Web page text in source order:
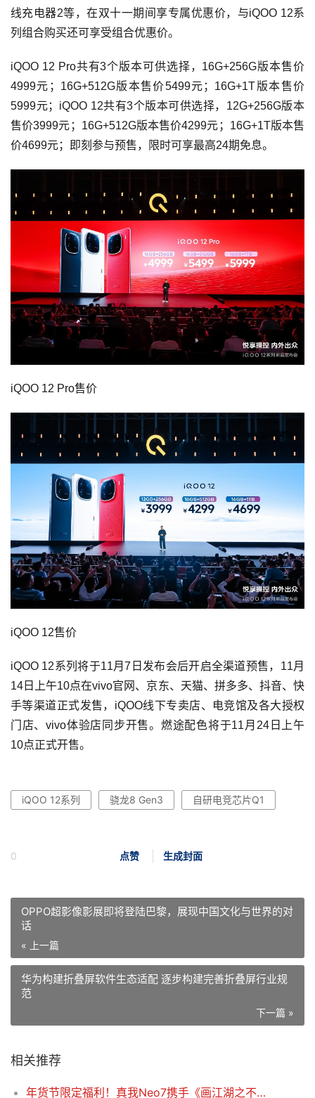
线充电器2等，在双十一期间享专属优惠价，与iQOO 12系
列组合购买还可享受组合优惠价。
iQOO 12 Pro共有3个版本可供选择，16G+256G版本售价
4999元；16G+512G版本售价5499元；16G+1T版本售价
5999元；iQOO 12共有3个版本可供选择，12G+256G版本
售价3999元；16G+512G版本售价4299元；16G+1T版本售
价4699元；即刻参与预售，限时可享最高24期免息。
iQOO 12 Pro售价
iQOO 12售价
iQOO 12系列将于11月7日发布会后开启全渠道预售，11月
14日上午10点在vivo官网、京东、天猫、拼多多、抖音、快
手等渠道正式发售，iQOO线下专卖店、电竞馆及各大授权
门店、vivo体验店同步开售。燃途配色将于11月24日上午
10点正式开售。
iQOO 12系列 骁龙8 Gen3 自研电竞芯片Q1
点赞 生成封面
0
OPPO超影像影展即将登陆巴黎，展现中国文化与世界的对
话
« 上一篇
华为构建折叠屏软件生态适配 逐步构建完善折叠屏行业规
范
下一篇 »
相关推荐
年货节限定福利！真我Neo7携手《画江湖之不良人》，打造性价比之王